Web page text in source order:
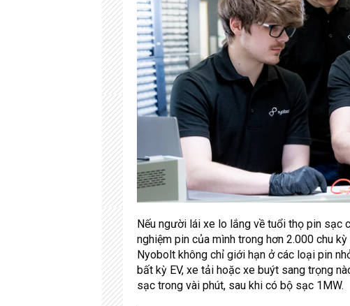
Nếu người lái xe lo lắng về tuổi thọ pin sạc
nghiệm pin của mình trong hơn 2.000 chu
Nyobolt không chỉ giới hạn ở các loại pin
bất kỳ EV, xe tải hoặc xe buýt sang trọng
sạc trong vài phút, sau khi có bộ sạc 1MW.